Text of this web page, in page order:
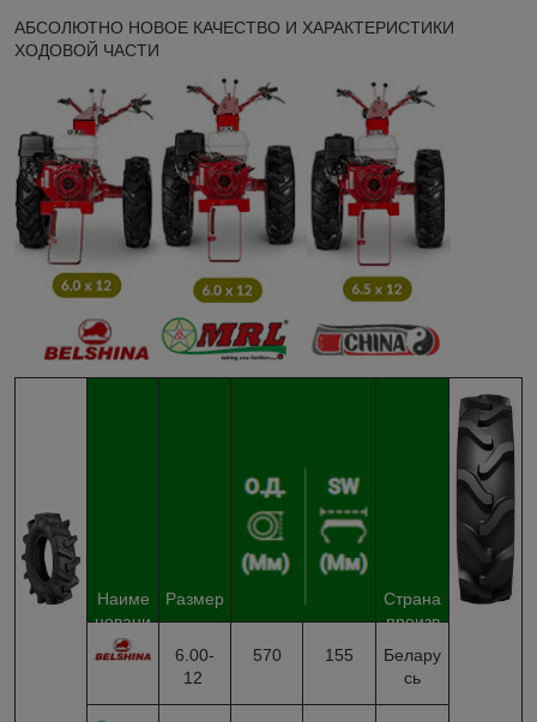
АБСОЛЮТНО НОВОЕ КАЧЕСТВО И ХАРАКТЕРИСТИКИ
ХОДОВОЙ ЧАСТИ
Наиме
новани
е
Размер
Страна
произв
6.00-
12
570 155
Белару
сь